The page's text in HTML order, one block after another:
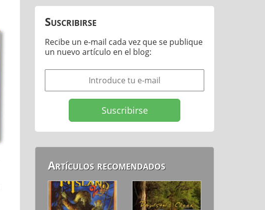
Suscribirse
Recibe un e-mail cada vez que se publique
un nuevo artículo en el blog:
Artículos recomendados